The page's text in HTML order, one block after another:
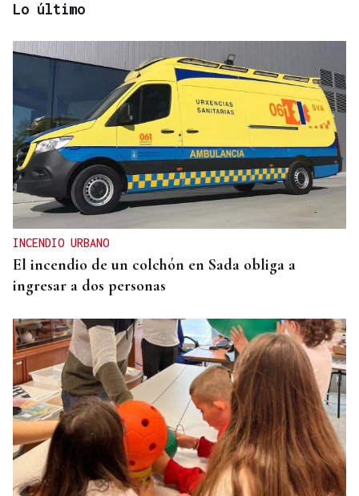
DISTRIBUIDORA FAMILIAR
Gaseosas Roca, medio siglo creciendo junto a
Valdeorras y Coca-Cola
Lo último
INCENDIO URBANO
El incendio de un colchón en Sada obliga a
ingresar a dos personas